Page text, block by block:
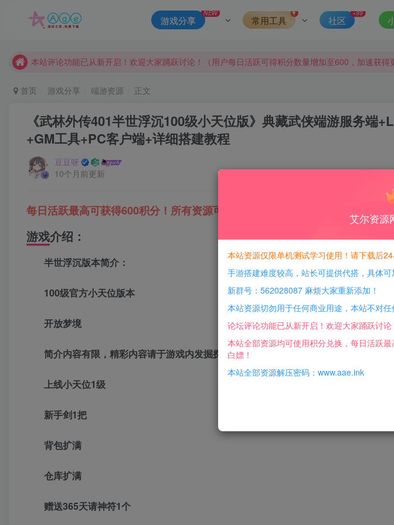
游戏分享
NEW
常用工具 社区
+99
请勿相信任何评论区广告！以免上当受骗！
本站评论功能已从新开启！欢迎大家踊跃讨论！（用户每日活跃可得积分数量增加至600，加速获得
现在赞助会员享受专属折扣，详情点击此条公告。
请勿相信任何评论区广告！以免上当受骗！
本网站的文章部分内容可能来源于网络，仅供大家学习与参考，如有侵权，请联系站长
首页 游戏分享 端游资源 正文
《武林外传401半世浮沉100级小天位版》典藏武侠端游服务端
+GM工具+PC客户端+详细搭建教程
豆豆呀
10个月前更新
每日活跃最高可获得600积分！所有资源可以使用积分免费兑换！
游戏介绍：
半世浮沉版本简介：
100级官方小天位版本
开放梦境
简介内容有限，精彩内容请于游戏内发掘探索
上线小天位1级
新手剑1把
背包扩满
仓库扩满
赠送365天请神符1个
艾尔资源
本站资源仅限单机测试学习使用！请下载后
手游搭建难度较高，站长可提供代搭，具体可
新群号：562028087 麻烦大家重新添加！
本站资源切勿用于任何商业用途，本站不对任
论坛评论功能已从新开启！欢迎大家踊跃讨论
本站全部资源均可使用积分兑换，每日活跃
白嫖！
本站全部资源解压密码：www.aae.ink